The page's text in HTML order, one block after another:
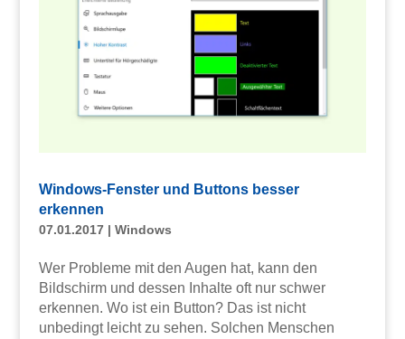
Windows-Fenster und Buttons besser
erkennen
07.01.2017| Windows
Wer Probleme mit den Augen hat, kann den
Bildschirm und dessen Inhalte oft nur schwer
erkennen. Wo ist ein Button? Das ist nicht
unbedingt leicht zu sehen. Solchen Menschen